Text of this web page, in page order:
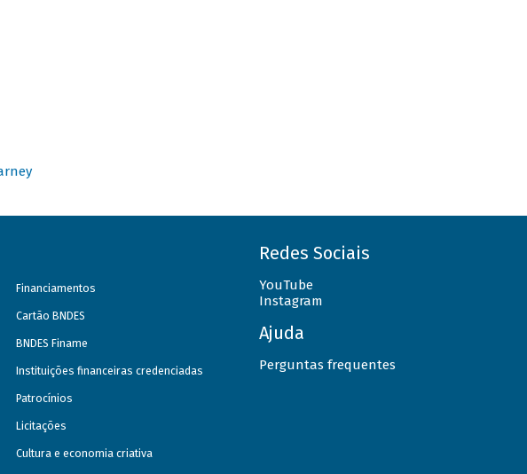
Financiamentos
Cartão BNDES
BNDES Finame
Instituições financeiras credenciadas
Patrocínios
Licitações
Cultura e economia criativa
Redes Sociais
YouTube
Instagram
Ajuda
Perguntas frequentes